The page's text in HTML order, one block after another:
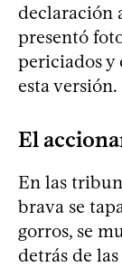
declaración
presentó
periciados y
esta versión.
El
En las
brava se
gorros, se
detrás de